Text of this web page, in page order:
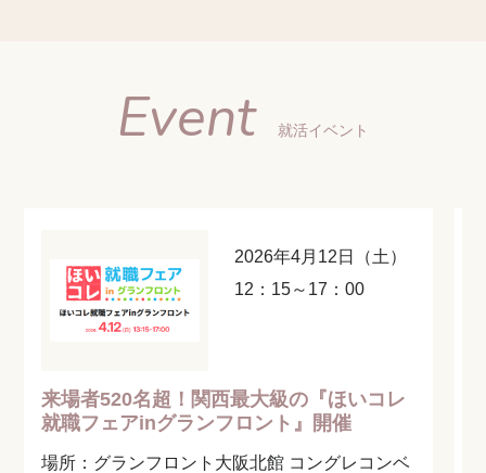
Event 就活イベント
2026年4月12日（土）
12：15～17：00
来場者520名超！関西最大級の『ほいコレ
就職フェアinグランフロント』開催
場所：グランフロント大阪北館 コングレコンベ